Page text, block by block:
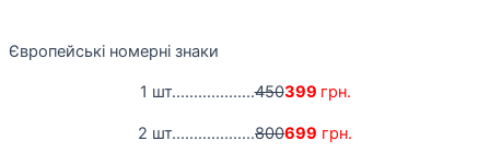
Європейські номерні знаки
1 шт...................450399 грн.
2 шт...................800699 грн.